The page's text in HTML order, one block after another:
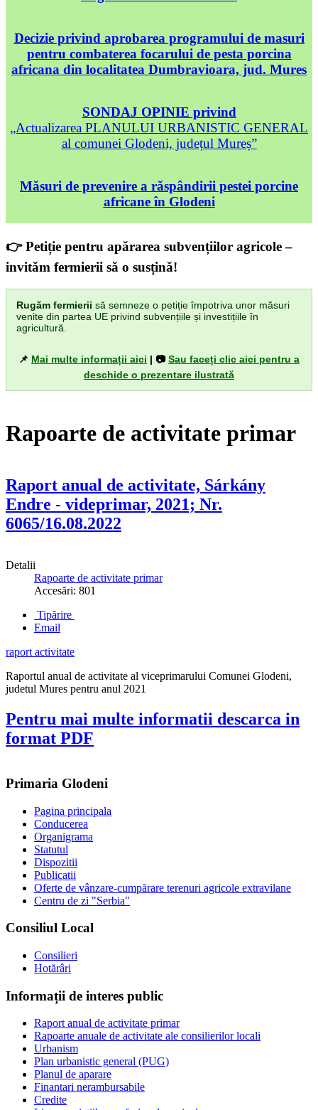
Decizie privind aprobarea programului de masuri
pentru combaterea focarului de pesta porcina
africana din localitatea Dumbravioara, jud. Mures
SONDAJ OPINIE privind
„Actualizarea PLANULUI URBANISTIC GENERAL
al comunei Glodeni, județul Mureș”
Măsuri de prevenire a răspândirii pestei porcine
africane în Glodeni
👉 Petiție pentru apărarea subvențiilor agricole –
invităm fermierii să o susțină!
Rugăm fermierii să semneze o petiție împotriva unor măsuri
venite din partea UE privind subvențiile și investițiile în
agricultură.
📌 Mai multe informații aici | 📷Sau faceți clic aici pentru a
deschide o prezentare ilustrată
Rapoarte de activitate primar
Raport anual de activitate, Sárkány
Endre - videprimar, 2021; Nr.
6065/16.08.2022
Detalii
Rapoarte de activitate primar
Accesări: 801
Tipărire
Email
raport activitate
Raportul anual de activitate al viceprimarului Comunei Glodeni,
judetul Mures pentru anul 2021
Pentru mai multe informatii descarca in
format PDF
Primaria Glodeni
Pagina principala
Conducerea
Organigrama
Statutul
Dispozitii
Publicatii
Oferte de vânzare-cumpărare terenuri agricole extravilane
Centru de zi "Serbia"
Consiliul Local
Consilieri
Hotărâri
Informații de interes public
Raport anual de activitate primar
Rapoarte anuale de activitate ale consilierilor locali
Urbanism
Plan urbanistic general (PUG)
Planul de aparare
Finantari nerambursabile
Credite